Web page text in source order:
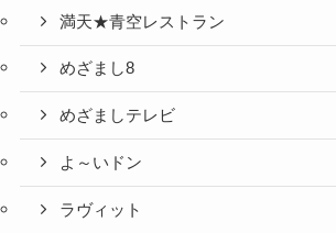
満天★青空レストラン
めざまし8
めざましテレビ
よ～いドン
ラヴィット